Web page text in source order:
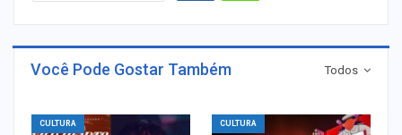
Todos
Você Pode Gostar Também
CULTURA CULTURA